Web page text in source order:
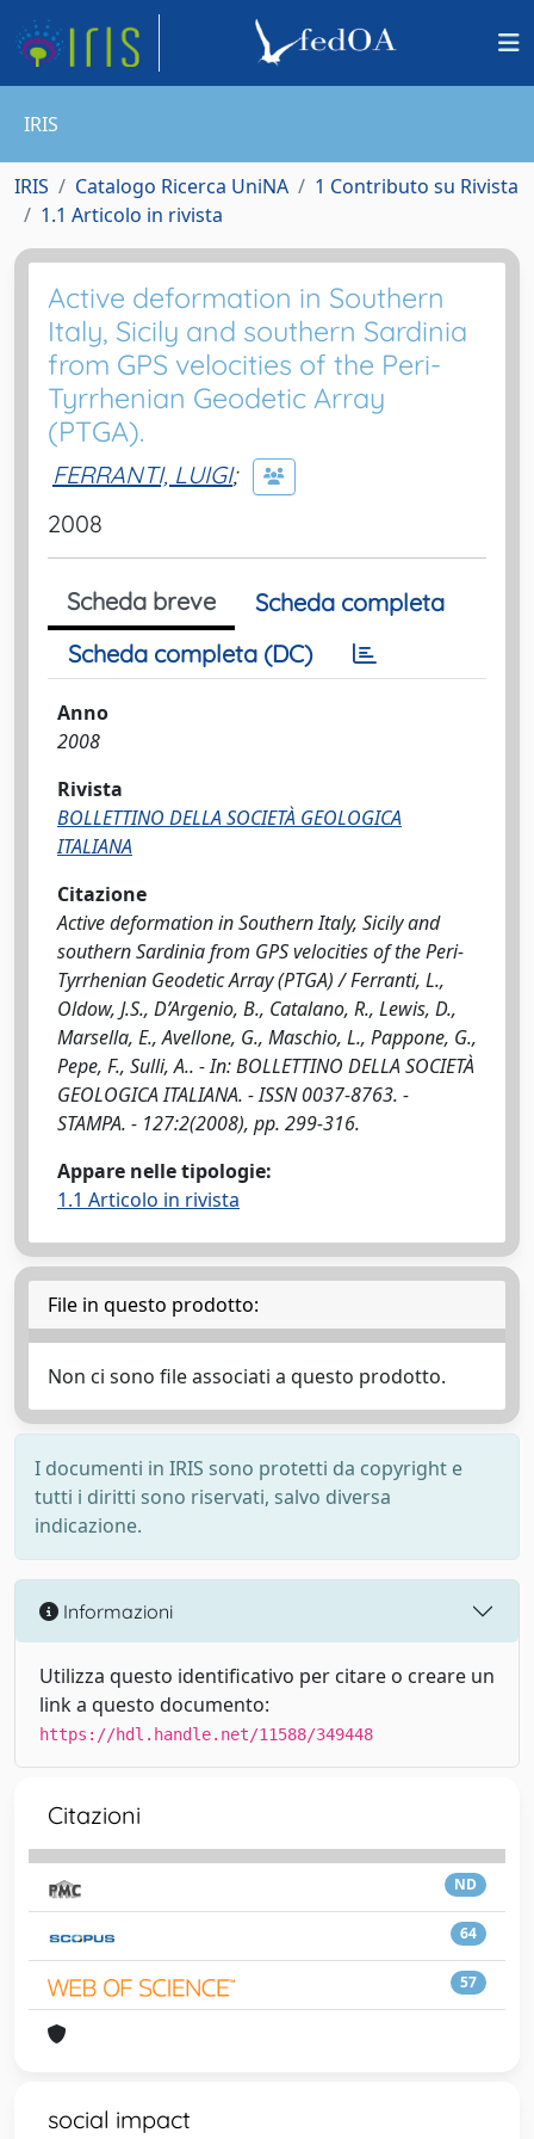
IRIS
IRIS Catalogo Ricerca UniNA
1 Contributo su Rivista
1.1 Articolo in rivista
Active deformation in Southern
Italy, Sicily and southern Sardinia
from GPS velocities of the Peri-
Tyrrhenian Geodetic Array
(PTGA).
FERRANTI, LUIGI;
2008
Scheda breve
Scheda completa
Scheda completa (DC)
Anno
2008
Rivista
BOLLETTINO DELLA SOCIETÀ GEOLOGICA
ITALIANA
Citazione
Active deformation in Southern Italy, Sicily and
southern Sardinia from GPS velocities of the Peri-
Tyrrhenian Geodetic Array (PTGA) / Ferranti, L.,
Oldow, J.S., D’Argenio, B., Catalano, R., Lewis, D.,
Marsella, E., Avellone, G., Maschio, L., Pappone, G.,
Pepe, F., Sulli, A.. - In: BOLLETTINO DELLA SOCIETÀ
GEOLOGICA ITALIANA. - ISSN 0037-8763. -
STAMPA. - 127:2(2008), pp. 299-316.
Appare nelle tipologie:
1.1 Articolo in rivista
File in questo prodotto:
Non ci sono file associati a questo prodotto.
I documenti in IRIS sono protetti da copyright e
tutti i diritti sono riservati, salvo diversa
indicazione.
Informazioni
Utilizza questo identificativo per citare o creare un
link a questo documento:
https://hdl.handle.net/11588/349448
Citazioni
ND
64
57
social impact